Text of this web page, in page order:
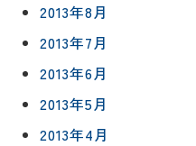
2013年8月
2013年7月
2013年6月
2013年5月
2013年4月